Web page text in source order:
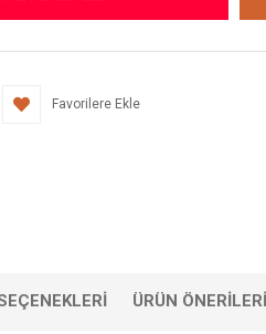
Favorilere Ekle
ÜRÜN ÖNERILERI